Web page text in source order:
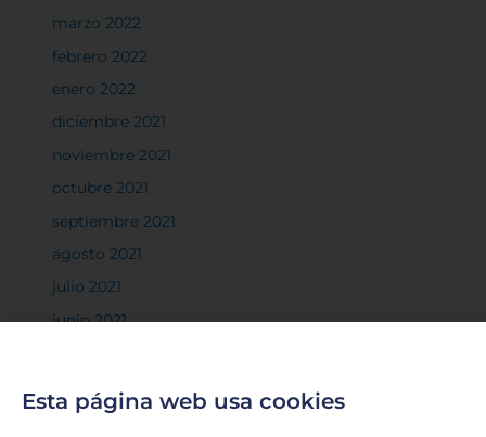
marzo 2022
febrero 2022
enero 2022
diciembre 2021
noviembre 2021
octubre 2021
septiembre 2021
agosto 2021
julio 2021
junio 2021
febrero 2021
Esta página web usa cookies